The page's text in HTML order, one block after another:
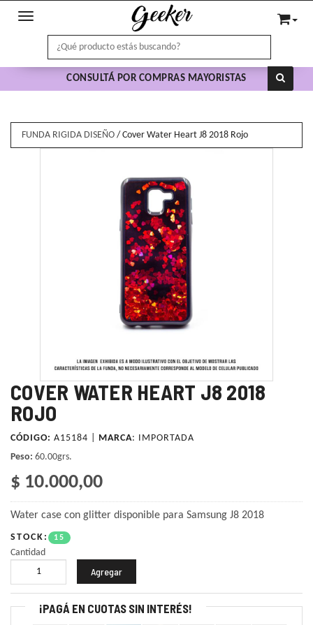
Toggle navigation
CONSULTÁ POR COMPRAS MAYORISTAS
FUNDA RIGIDA DISEÑO / Cover Water Heart J8 2018 Rojo
COVER WATER HEART J8 2018
ROJO
CÓDIGO: A15184 | MARCA: IMPORTADA
Peso: 60.00grs.
$ 10.000,00
Water case con glitter disponible para Samsung J8 2018
STOCK: 15
Cantidad
¡PAGÁ EN CUOTAS SIN INTERÉS!